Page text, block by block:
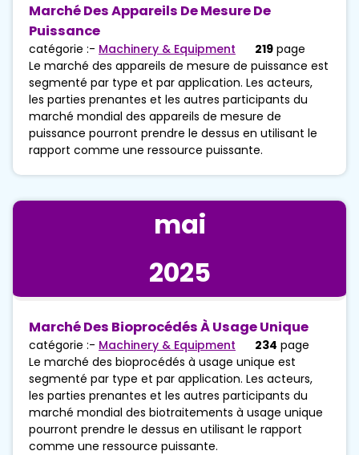
Marché Des Appareils De Mesure De
Puissance
catégorie :- Machinery & Equipment 219 page
Le marché des appareils de mesure de puissance est
segmenté par type et par application. Les acteurs,
les parties prenantes et les autres participants du
marché mondial des appareils de mesure de
puissance pourront prendre le dessus en utilisant le
rapport comme une ressource puissante.
mai
2025
Marché Des Bioprocédés À Usage Unique
catégorie :- Machinery & Equipment 234 page
Le marché des bioprocédés à usage unique est
segmenté par type et par application. Les acteurs,
les parties prenantes et les autres participants du
marché mondial des biotraitements à usage unique
pourront prendre le dessus en utilisant le rapport
comme une ressource puissante.